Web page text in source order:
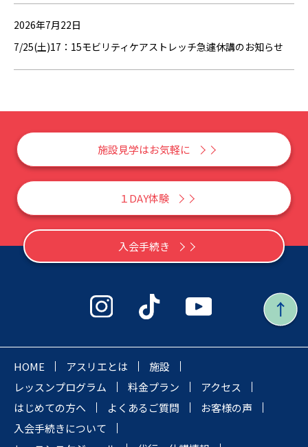
2026年7月22日
7/25(土)17：15モビリティケアストレッチ急遽休講のお知らせ
施設見学はお気軽に
１DAY体験
入会手続き
HOME アスリエとは
施設
レッスンプログラム
料金プラン
アクセス
はじめての方へ
よくあるご質問
お客様の声
入会手続きについて